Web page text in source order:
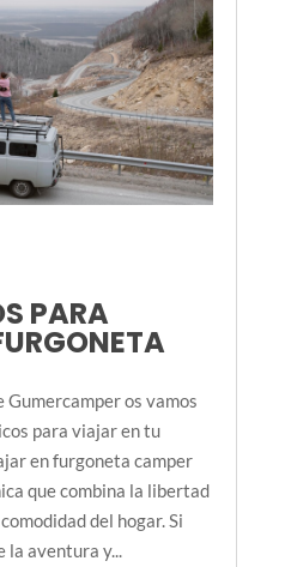
PARA
Gumercamper os vamos
para viajar en tu
en furgoneta camper
que combina la libertad
del hogar. Si
aventura y...